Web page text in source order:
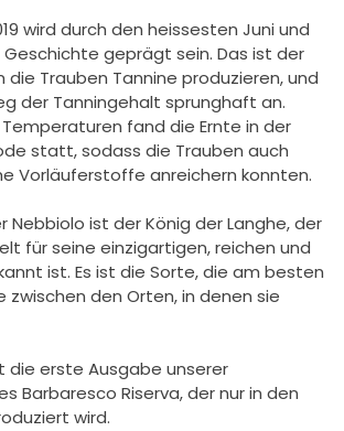
wird durch den heissesten Juni und
Geschichte geprägt sein. Das ist der
die Trauben Tannine produzieren, und
der Tanningehalt sprunghaft an.
fand die Ernte in der
statt, sodass die Trauben auch
Vorläuferstoffe anreichern konnten.
Nebbiolo ist der König der Langhe, der
für seine einzigartigen, reichen und
ist. Es ist die Sorte, die am besten
zwischen den Orten, in denen sie
die erste Ausgabe unserer
Barbaresco Riserva, der nur in den
wird.